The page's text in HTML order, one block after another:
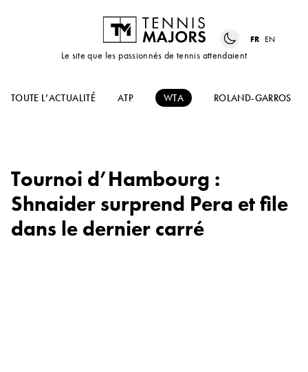
Le site que les passionnés de tennis attendaient
FR EN
TOUTE L’ACTUALITÉ ATP WTA ROLAND-GARROS
Tournoi d’Hambourg :
Shnaider surprend Pera et file
dans le dernier carré